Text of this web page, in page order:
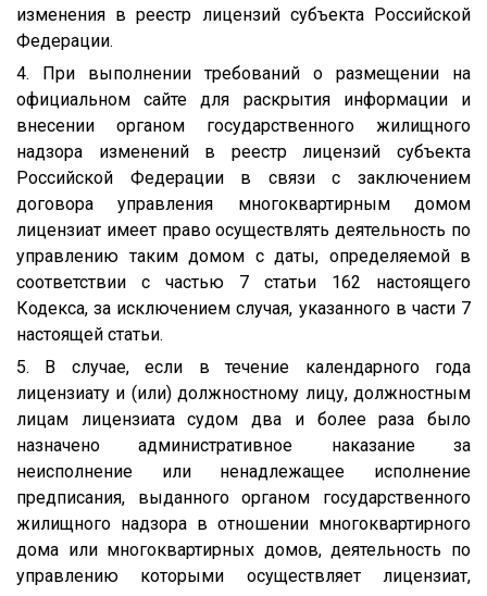
изменения в реестр лицензий субъекта Российской
Федерации.
4. При выполнении требований о размещении на
официальном сайте для раскрытия информации и
внесении органом государственного жилищного
надзора изменений в реестр лицензий субъекта
Российской Федерации в связи с заключением
договора управления многоквартирным домом
лицензиат имеет право осуществлять деятельность по
управлению таким домом с даты, определяемой в
соответствии с частью 7 статьи 162 настоящего
Кодекса, за исключением случая, указанного в части 7
настоящей статьи.
5. В случае, если в течение календарного года
лицензиату и (или) должностному лицу, должностным
лицам лицензиата судом два и более раза было
назначено административное наказание за
неисполнение или ненадлежащее исполнение
предписания, выданного органом государственного
жилищного надзора в отношении многоквартирного
дома или многоквартирных домов, деятельность по
управлению которыми осуществляет лицензиат,